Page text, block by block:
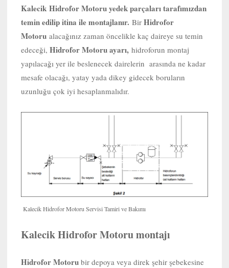
Kalecik Hidrofor Motoru yedek parçaları tarafımızdan
temin edilip itina ile montajlanır. Bir Hidrofor
Motoru alacağınız zaman öncelikle kaç daireye su temin
edeceği, Hidrofor Motoru ayarı, hidroforun montaj
yapılacağı yer ile beslenecek dairelerin arasında ne kadar
mesafe olacağı, yatay yada dikey gidecek boruların
uzunluğu çok iyi hesaplanmalıdır.
Kalecik Hidrofor Motoru Servisi Tamiri ve Bakımı
Kalecik Hidrofor Motoru montajı
Hidrofor Motoru bir depoya veya direk şehir şebekesine